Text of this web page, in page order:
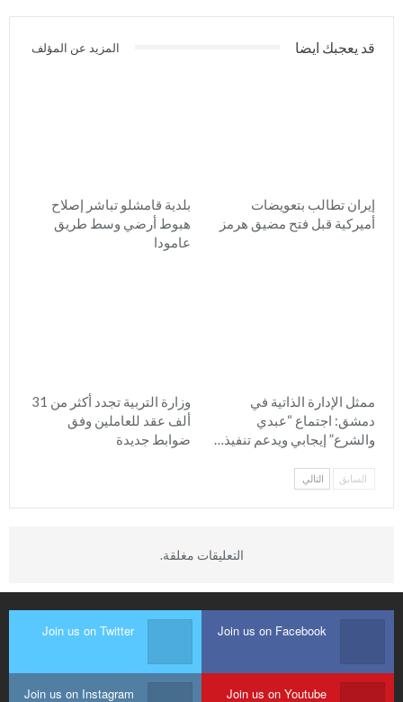
قد يعجبك ايضا المزيد عن المؤلف
إيران تطالب بتعويضات
أميركية قبل فتح مضيق هرمز
بلدية قامشلو تباشر إصلاح
هبوط أرضي وسط طريق
عامودا
ممثل الإدارة الذاتية في
دمشق: اجتماع “عبدي
والشرع” إيجابي ويدعم تنفيذ…
وزارة التربية تجدد أكثر من 31
ألف عقد للعاملين وفق
ضوابط جديدة
السابق التالي
التعليقات مغلقة.
Join us on Facebook
Join us on Twitter
Join us on Youtube
Join us on Instagram